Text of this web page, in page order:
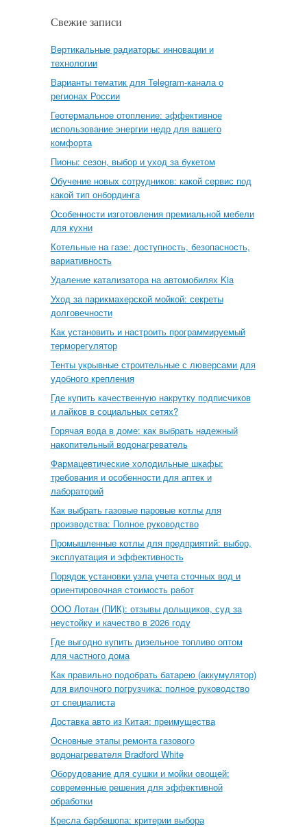
Свежие записи
Вертикальные радиаторы: инновации и
технологии
Варианты тематик для Telegram-канала о
регионах России
Геотермальное отопление: эффективное
использование энергии недр для вашего
комфорта
Пионы: сезон, выбор и уход за букетом
Обучение новых сотрудников: какой сервис под
какой тип онбординга
Особенности изготовления премиальной мебели
для кухни
Котельные на газе: доступность, безопасность,
вариативность
Удаление катализатора на автомобилях Kia
Уход за парикмахерской мойкой: секреты
долговечности
Как установить и настроить программируемый
терморегулятор
Тенты укрывные строительные с люверсами для
удобного крепления
Где купить качественную накрутку подписчиков
и лайков в социальных сетях?
Горячая вода в доме: как выбрать надежный
накопительный водонагреватель
Фармацевтические холодильные шкафы:
требования и особенности для аптек и
лабораторий
Как выбрать газовые паровые котлы для
производства: Полное руководство
Промышленные котлы для предприятий: выбор,
эксплуатация и эффективность
Порядок установки узла учета сточных вод и
ориентировочная стоимость работ
ООО Лотан (ПИК): отзывы дольщиков, суд за
неустойку и качество в 2026 году
Где выгодно купить дизельное топливо оптом
для частного дома
Как правильно подобрать батарею (аккумулятор)
для вилочного погрузчика: полное руководство
от специалиста
Доставка авто из Китая: преимущества
Основные этапы ремонта газового
водонагревателя Bradford White
Оборудование для сушки и мойки овощей:
современные решения для эффективной
обработки
Кресла барбешопа: критерии выбора